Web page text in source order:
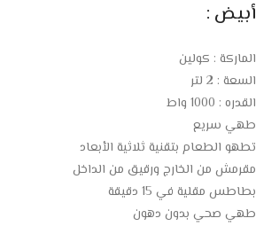
أبيض :
الماركة : كولين
السعة : 2 لتر
القدره : 1000 واط
طهي سريع
تطهو الطعام بتقنية ثلاثية الأبعاد
مقرمش من الخارج ورقيق من الداخل
بطاطس مقلية في 15 دقيقة
طهي صحي بدون دهون